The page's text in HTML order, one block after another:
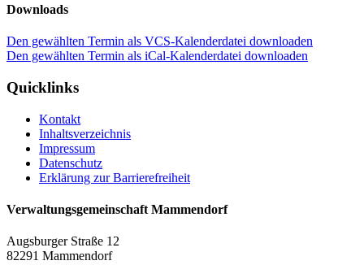
Downloads
Den gewählten Termin als VCS-Kalenderdatei downloaden
Den gewählten Termin als iCal-Kalenderdatei downloaden
Quicklinks
Kontakt
Inhaltsverzeichnis
Impressum
Datenschutz
Erklärung zur Barrierefreiheit
Verwaltungsgemeinschaft Mammendorf
Augsburger Straße 12
82291 Mammendorf